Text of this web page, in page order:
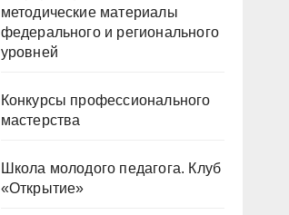
методические материалы
федерального и регионального
уровней
Конкурсы профессионального
мастерства
Школа молодого педагога. Клуб
«Открытие»